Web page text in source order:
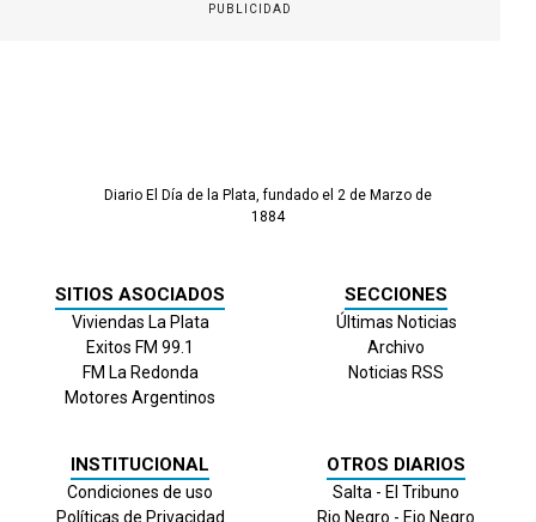
PUBLICIDAD
Diario El Día de la Plata, fundado el 2 de Marzo de
1884
SITIOS ASOCIADOS
Viviendas La Plata
Exitos FM 99.1
FM La Redonda
Motores Argentinos
SECCIONES
Últimas Noticias
Archivo
Noticias RSS
INSTITUCIONAL
Condiciones de uso
Políticas de Privacidad
OTROS DIARIOS
Salta - El Tribuno
Rio Negro - Eio Negro